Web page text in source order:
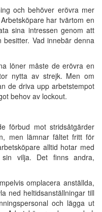
och behöver erövra mer
har tvärtom en
sina intressen genom att
Vad innebär denna
löner måste de erövra en
nytta av strejk. Men om
de driva upp arbetstempot
behov av lockout.
förbud mot stridsåtgärder
men lämnar fältet fritt för
alltid hotar med
vilja. Det finns andra,
omplacera anställda,
ned heltidsanställningar till
och lägga ut